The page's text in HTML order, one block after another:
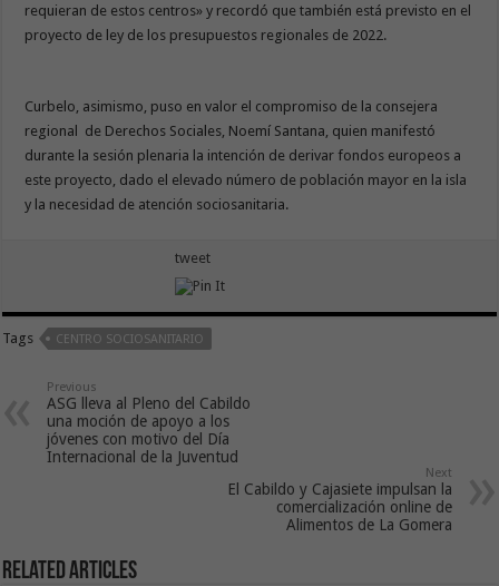
requieran de estos centros» y recordó que también está previsto en el
proyecto de ley de los presupuestos regionales de 2022.
Curbelo, asimismo, puso en valor el compromiso de la consejera
regional de Derechos Sociales, Noemí Santana, quien manifestó
durante la sesión plenaria la intención de derivar fondos europeos a
este proyecto, dado el elevado número de población mayor en la isla
y la necesidad de atención sociosanitaria.
tweet
Tags CENTRO SOCIOSANITARIO
Previous
ASG lleva al Pleno del Cabildo
una moción de apoyo a los
jóvenes con motivo del Día
Internacional de la Juventud
Next
El Cabildo y Cajasiete impulsan la
comercialización online de
Alimentos de La Gomera
Related Articles